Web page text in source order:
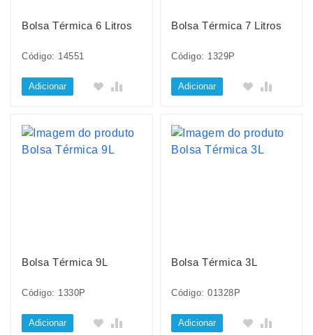
Bolsa Térmica 6 Litros
Código: 14551
Adicionar
Bolsa Térmica 7 Litros
Código: 1329P
Adicionar
Bolsa Térmica 9L
Código: 1330P
Adicionar
Bolsa Térmica 3L
Código: 01328P
Adicionar